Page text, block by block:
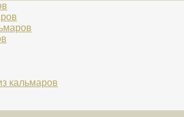
кальмаров